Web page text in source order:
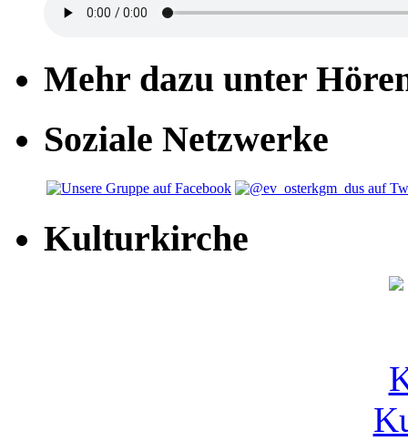
Mehr dazu unter
Soziale Netzwerke
Kulturkirche